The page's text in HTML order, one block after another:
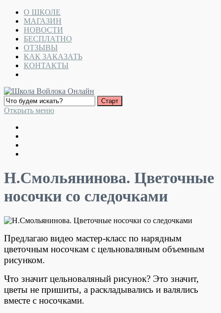
О ШКОЛЕ
МАГАЗИН
НОВОСТИ
БЕСПЛАТНО
ОТЗЫВЫ
КАК ЗАКАЗАТЬ
КОНТАКТЫ
Открыть меню
Н.Смольянинова. Цветочные
носочки со следочками
Предлагаю видео мастер-класс по нарядным
цветочным носочкам с цельноваляным объемным
рисунком.
Что значит цельноваляный рисунок? Это значит,
цветы не пришиты, а раскладывались и валялись
вместе с носочками.